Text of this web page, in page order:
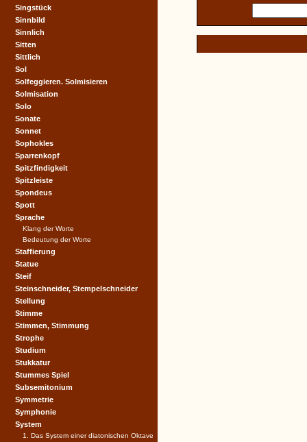
Singstück
Sinnbild
Sinnlich
Sitten
Sittlich
Sol
Solfeggieren. Solmisieren
Solmisation
Solo
Sonate
Sonnet
Sophokles
Sparrenkopf
Spitzfindigkeit
Spitzleiste
Spondeus
Spott
Sprache
Klang der Worte
Bedeutung der Worte
Staffierung
Statue
Steif
Steinschneider, Stempelschneider
Stellung
Stimme
Stimmen, Stimmung
Strophe
Studium
Stukkatur
Stummes Spiel
Subsemitonium
Symmetrie
Symphonie
System
1. Das System einer diatonischen Oktave